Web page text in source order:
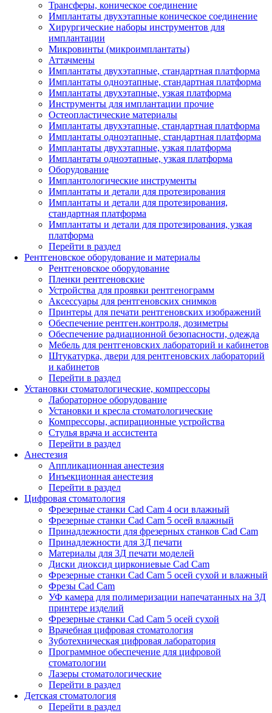
Трансферы, коническое соединение
Имплантаты двухэтапные коническое соединение
Хирургические наборы инструментов для
имплантации
Микровинты (микроимплантаты)
Аттачмены
Имплантаты двухэтапные, стандартная платформа
Имплантаты одноэтапные, стандартная платформа
Имплантаты двухэтапные, узкая платформа
Инструменты для имплантации прочие
Остеопластические материалы
Имплантаты двухэтапные, стандартная платформа
Имплантаты одноэтапные, стандартная платформа
Имплантаты двухэтапные, узкая платформа
Имплантаты одноэтапные, узкая платформа
Оборудование
Имплантологические инструменты
Имплантаты и детали для протезирования
Имплантаты и детали для протезирования,
стандартная платформа
Имплантаты и детали для протезирования, узкая
платформа
Перейти в раздел
Рентгеновское оборудование и материалы
Рентгеновское оборудование
Пленки рентгеновские
Устройства для проявки рентгенограмм
Аксессуары для рентгеновских снимков
Принтеры для печати рентгеновских изображений
Обеспечение рентген.контроля, дозиметры
Обеспечение радиационной безопасности, одежда
Мебель для рентгеновских лабораторий и кабинетов
Штукатурка, двери для рентгеновских лабораторий
и кабинетов
Перейти в раздел
Установки стоматологические, компрессоры
Лабораторное оборудование
Установки и кресла стоматологические
Компрессоры, аспирационные устройства
Стулья врача и ассистента
Перейти в раздел
Анестезия
Аппликационная анестезия
Инъекционная анестезия
Перейти в раздел
Цифровая стоматология
Фрезерные станки Cad Cam 4 оси влажный
Фрезерные станки Cad Cam 5 осей влажный
Принадлежности для фрезерных станков Cad Cam
Принадлежности для 3Д печати
Материалы для 3Д печати моделей
Диски диоксид циркониевые Cad Cam
Фрезерные станки Cad Cam 5 осей сухой и влажный
Фрезы Cad Cam
УФ камера для полимеризации напечатанных на 3Д
принтере изделий
Фрезерные станки Cad Cam 5 осей сухой
Врачебная цифровая стоматология
Зуботехническая цифровая лаборатория
Программное обеспечение для цифровой
стоматологии
Лазеры стоматологические
Перейти в раздел
Детская стоматология
Перейти в раздел